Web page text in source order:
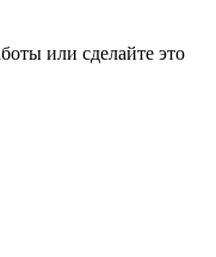
или сделайте это